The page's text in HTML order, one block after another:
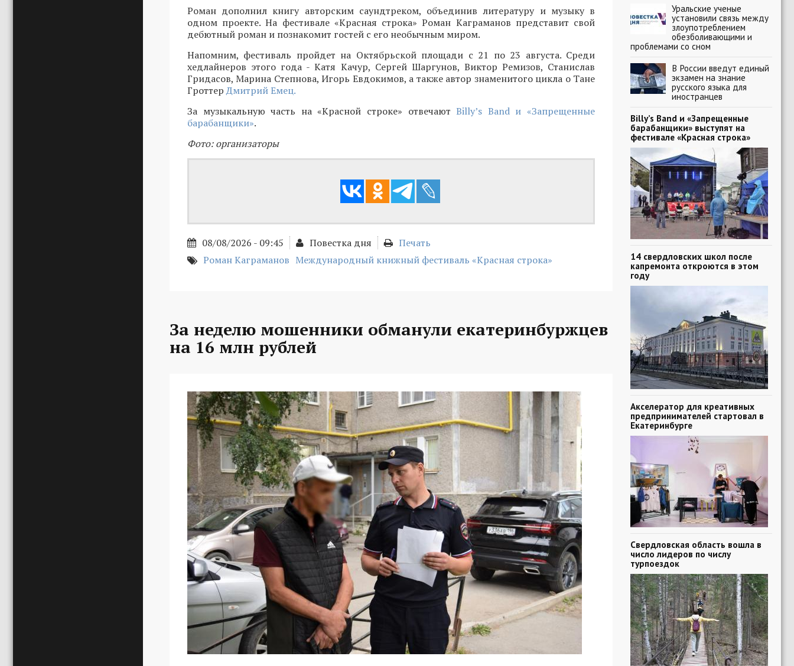
Роман дополнил книгу авторским саундтреком, объединив литературу и музыку в
одном проекте. На фестивале «Красная строка» Роман Каграманов представит свой
дебютный роман и познакомит гостей с его необычным миром.
Напомним, фестиваль пройдет на Октябрьской площади с 21 по 23 августа. Среди
хедлайнеров этого года - Катя Качур, Сергей Шаргунов, Виктор Ремизов, Станислав
Гридасов, Марина Степнова, Игорь Евдокимов, а также автор знаменитого цикла о Тане
ГроттерДмитрий Емец.
За музыкальную часть на «Красной строке» отвечаютBilly’s Band и «Запрещенные
барабанщики».
Фото: организаторы
08/08/2026 - 09:45 Повестка дня
Печать
Роман Каграманов Международный книжный фестиваль «Красная строка»
За неделю мошенники обманули екатеринбуржцев
на 16 млн рублей
Уральские ученые
установили связь между
злоупотреблением
обезболивающими и
проблемами со сном
В России введут единый
экзамен на знание
русского языка для
иностранцев
Billy’s Band и «Запрещенные
барабанщики» выступят на
фестивале «Красная строка»
14 свердловских школ после
капремонта откроются в этом
году
Акселератор для креативных
предпринимателей стартовал в
Екатеринбурге
Свердловская область вошла в
число лидеров по числу
турпоездок